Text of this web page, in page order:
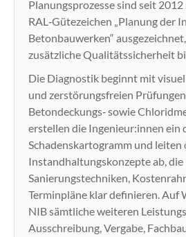
Planungsprozesse sind seit
RAL‑Gütezeichen „Planung der
Betonbauwerken“
zusätzliche Qualitätssicherheit
Die Diagnostik beginnt mit
und zerstörungsfreien
Betondeckungs‑ sowie
erstellen die Ingenieur:innen ein
Schadenskartogramm und
Instandhaltungskonzepte ab, die
Sanierungstechniken,
Terminpläne klar definieren. Auf
NIB sämtliche weiteren
Ausschreibung, Vergabe,